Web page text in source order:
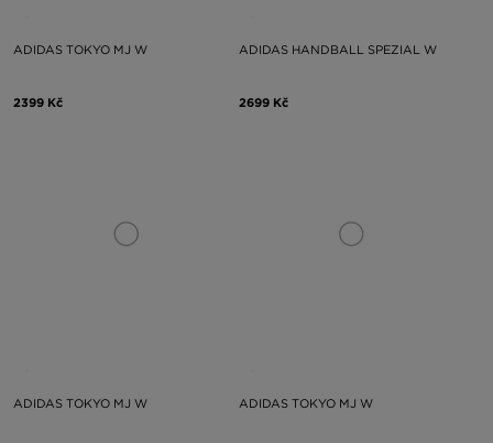
ADIDAS TOKYO MJ W
2399 Kč
ADIDAS HANDBALL SPEZIAL W
2699 Kč
ADIDAS TOKYO MJ W ADIDAS TOKYO MJ W